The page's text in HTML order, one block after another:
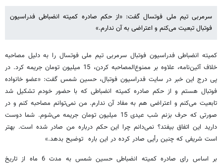
سرمربی تیم ملی فوتسال گفت: «از حکم صادره کمیته انضباطی فدراسیون
فوتبال تبعیت می‌کنم و اعتراضی به آن ندارم.»
کمیته انضباطی فدراسیون فوتبال سرمربی تیم ملی فوتسال را به دلیل مصاحبه
خلاف آئین‌نامه، علاوه بر ممنوع‌المصاحبه کردن، 15 میلیون تومان جریمه کرد. در
پی درج این خبر در سایت فدراسیون فوتبال، حسین شمس گفت: «عضو خانواده
فوتبال هستم و از حکم صادره کمیته انضباطی که با حضور خودم تشکیل شد
تابعیت می‌کنم و اعتراضی هم به مفاد آن ندارم. من نمی‌توانم مصاحبه کنم و در
صورتی که حرف بزنم شب عیدی 15 میلیون تومان جریمه می‌شوم. شما دوست
دارید این اتفاق بیفتد؟ نمی‌دانم چرا این حکم درباره من صادر شده است. بهتر
است شریفی که چنین رأیی صادر کرده در این باره توضیح بدهد.»
بر اساس رای صادره کمیته انضباطی حسین شمس به مدت 6 ماه از تاریخ